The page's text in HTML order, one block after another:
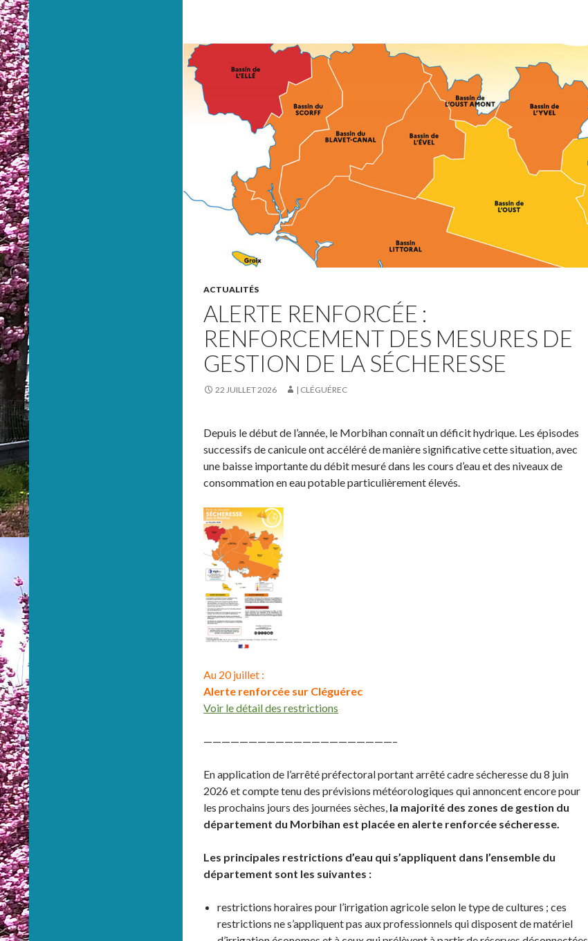
ACTUALITÉS
ALERTE RENFORCÉE :
RENFORCEMENT DES MESURES DE
GESTION DE LA SÉCHERESSE
22 JUILLET 2026 | CLÉGUÉREC
Depuis le début de l’année, le Morbihan connaît un déficit hydrique. Les épisodes
successifs de canicule ont accéléré de manière significative cette situation, avec
une baisse importante du débit mesuré dans les cours d’eau et des niveaux de
consommation en eau potable particulièrement élevés.
Au 20 juillet :
Alerte renforcée sur Cléguérec
Voir le détail des restrictions
—————————————————————–
En application de l’arrêté préfectoral portant arrêté cadre sécheresse du 8 juin
2026 et compte tenu des prévisions météorologiques qui annoncent encore pour
les prochains jours des journées sèches, la majorité des zones de gestion du
département du Morbihan est placée en alerte renforcée sécheresse.
Les principales restrictions d’eau qui s’appliquent dans l’ensemble du
département sont les suivantes :
restrictions horaires pour l’irrigation agricole selon le type de cultures ; ces
restrictions ne s’appliquent pas aux professionnels qui disposent de matériel